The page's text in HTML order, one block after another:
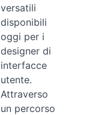
versatili
disponibili
oggi per i
designer di
interfacce
utente.
Attraverso
un percorso